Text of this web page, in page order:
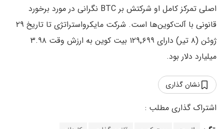
اصلی تمرکز کامل او شرکتش بر BTC نگرانی در مورد برخورد
قانونی با آلت‌کوین‌ها است. شرکت مایکرواستراتژی تا تاریخ ۲۹
ژوئن (۸ تیر) دارای ۱۲۹٬۶۹۹ بیت کوین به ارزش وقت ۳.۹۸
میلیارد دلار بود.
نشان گذاری